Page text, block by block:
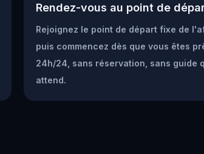
Rendez-vous au point de
Rejoignez le point de départ fixe de
puis commencez dès que vous êtes
24h/24, sans réservation, sans guide
attend.